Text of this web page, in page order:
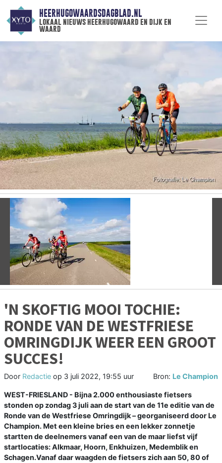
HEERHUGOWAARDSDAGBLAD.NL
lokaal nieuws heerhugowaard en dijk en
waard
Vorige
'N SKOFTIG MOOI TOCHIE:
RONDE VAN DE WESTFRIESE
OMRINGDIJK WEER EEN GROOT
SUCCES!
Door Redactie op 3 juli 2022, 19:55 uur Bron: Le Champion
WEST-FRIESLAND - Bijna 2.000 enthousiaste fietsers
stonden op zondag 3 juli aan de start van de 11e editie van de
Ronde van de Westfriese Omringdijk – georganiseerd door Le
Champion. Met een kleine bries en een lekker zonnetje
startten de deelnemers vanaf een van de maar liefst vijf
startlocaties: Alkmaar, Hoorn, Enkhuizen, Medemblik en
Schagen.Vanaf daar waagden de fietsers zich aan 50, 80 of